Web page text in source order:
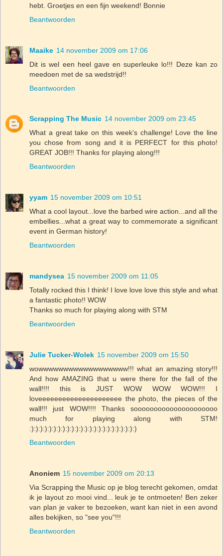
hebt. Groetjes en een fijn weekend! Bonnie
Beantwoorden
Maaike 14 november 2009 om 17:06
Dit is wel een heel gave en superleuke lo!!! Deze kan zo
meedoen met de sa wedstrijd!!
Beantwoorden
Scrapping The Music 14 november 2009 om 23:45
What a great take on this week's challenge! Love the line
you chose from song and it is PERFECT for this photo!
GREAT JOB!!! Thanks for playing along!!!
Beantwoorden
yyam 15 november 2009 om 10:51
What a cool layout...love the barbed wire action...and all the
embellies...what a great way to commemorate a significant
event in German history!
Beantwoorden
mandysea 15 november 2009 om 11:05
Totally rocked this I think! I love love love this style and what
a fantastic photo!! WOW
Thanks so much for playing along with STM
Beantwoorden
Julie Tucker-Wolek 15 november 2009 om 15:50
wowwwwwwwwwwwwwwwwww!!! what an amazing story!!!
And how AMAZING that u were there for the fall of the
wall!!!! this is JUST WOW WOW WOW!!! I
loveeeeeeeeeeeeeeeeeeeee the photo, the pieces of the
wall!!! just WOW!!!! Thanks sooooooooooooooooooooo
much for playing along with STM!
:):):):):):):):):):):):):):):):):):):):):):):):)
Beantwoorden
Anoniem 15 november 2009 om 20:13
Via Scrapping the Music op je blog terecht gekomen, omdat
ik je layout zo mooi vind... leuk je te ontmoeten! Ben zeker
van plan je vaker te bezoeken, want kan niet in een avond
alles bekijken, so "see you"!!!
Beantwoorden